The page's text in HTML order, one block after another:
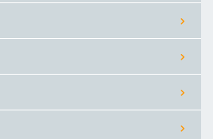
Asato
Omoromachi